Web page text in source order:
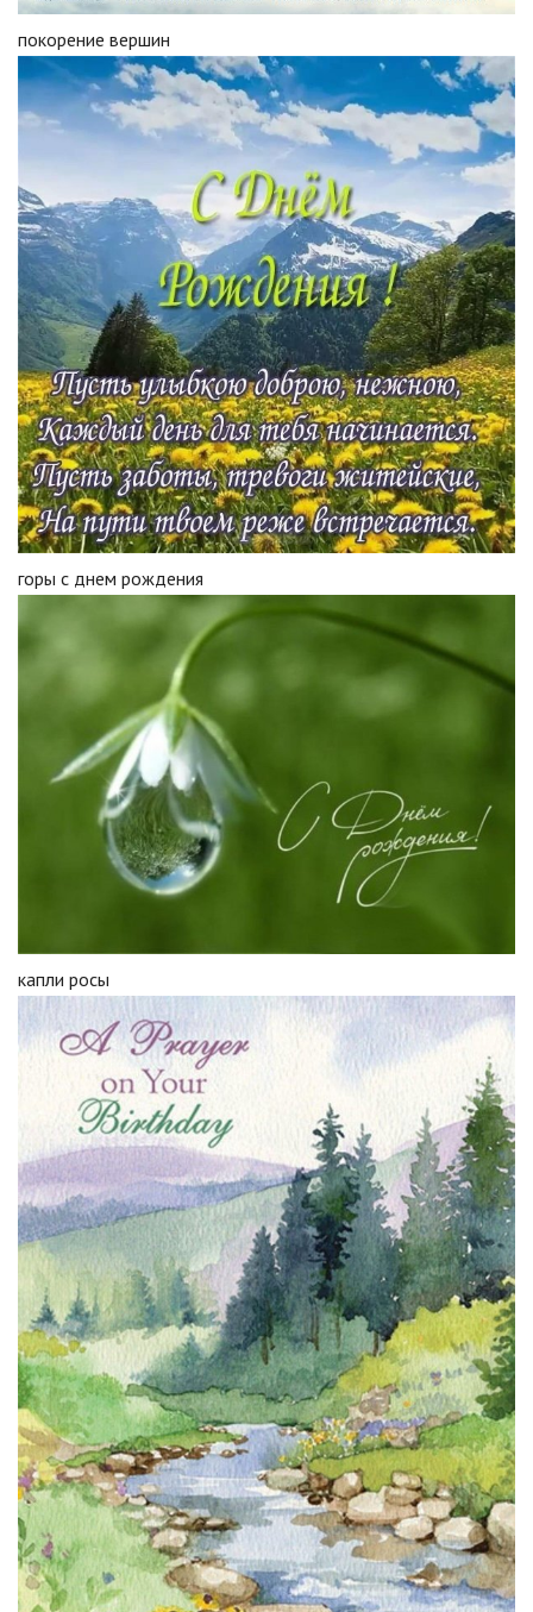
покорение вершин
горы с днем рождения
капли росы